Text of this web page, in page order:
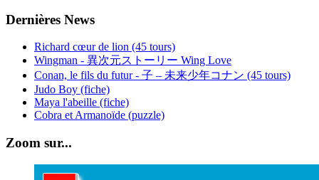
Dernières News
Richard cœur de lion (45 tours)
Wingman - 異次元ストーリー Wing Love
Conan, le fils du futur - 子 – 未来少年コナン (45 tours)
Judo Boy (fiche)
Maya l'abeille (fiche)
Cobra et Armanoïde (puzzle)
Zoom sur...